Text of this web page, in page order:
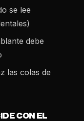
se lee
debe
las colas de
CON EL